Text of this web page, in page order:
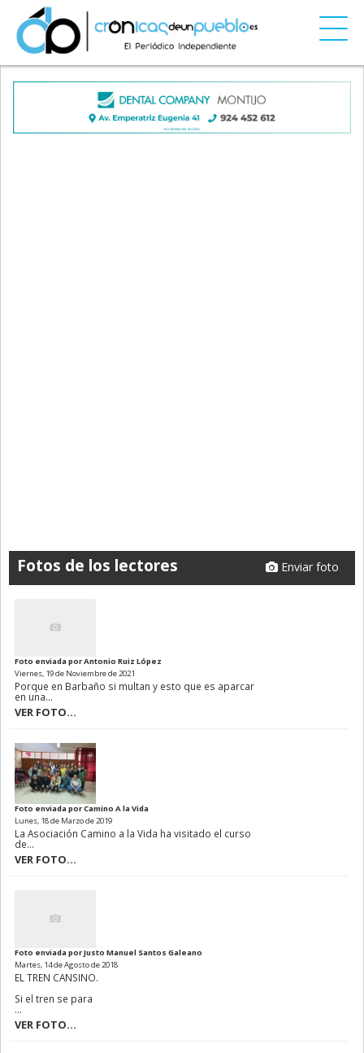
Fotos de los lectores Enviar foto
Foto enviada por Antonio Ruiz López
Viernes, 19 de Noviembre de 2021
Porque en Barbaño si multan y esto que es aparcar
en una...
VER FOTO...
Foto enviada por Camino A la Vida
Lunes, 18 de Marzo de 2019
La Asociación Camino a la Vida ha visitado el curso
de...
VER FOTO...
Foto enviada por Justo Manuel Santos Galeano
Martes, 14 de Agosto de 2018
EL TREN CANSINO.
Si el tren se para
...
VER FOTO...